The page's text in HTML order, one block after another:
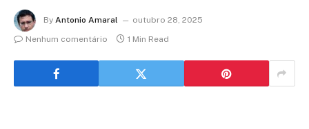
By Antonio Amaral
outubro 28, 2025
Nenhum comentário
1 Min Read